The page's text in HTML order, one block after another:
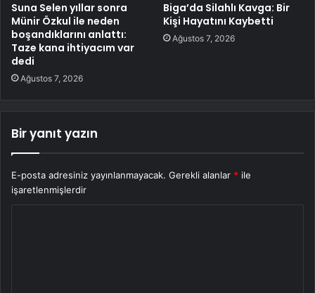
Suna Selen yıllar sonra
Münir Özkul ile neden
boşandıklarını anlattı:
Taze kana ihtiyacım var
dedi
Ağustos 7, 2026
Biga’da Silahlı Kavga: Bir
Kişi Hayatını Kaybetti
Ağustos 7, 2026
Bir yanıt yazın
E-posta adresiniz yayınlanmayacak. Gerekli alanlar * ile
işaretlenmişlerdir